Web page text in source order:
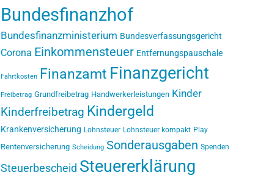
Bundesfinanzhof
Bundesfinanzministerium Bundesverfassungsgericht
Corona Einkommensteuer Entfernungspauschale
Fahrtkosten Finanzamt Finanzgericht
Freibetrag Grundfreibetrag Handwerkerleistungen Kinder
Kinderfreibetrag Kindergeld
Krankenversicherung Lohnsteuer Lohnsteuer kompakt Play
Rentenversicherung Scheidung Sonderausgaben Spenden
Steuerbescheid Steuererklärung